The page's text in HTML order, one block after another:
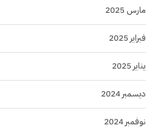
مارس 2025
فبراير 2025
يناير 2025
ديسمبر 2024
نوفمبر 2024